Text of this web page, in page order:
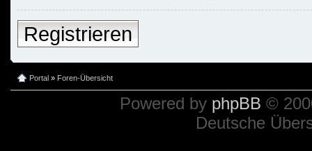
Registrieren
Portal » Foren-Übersicht
Powered by phpBB ©
Deutsche